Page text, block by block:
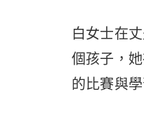
白女士在
個孩子，
的比賽與